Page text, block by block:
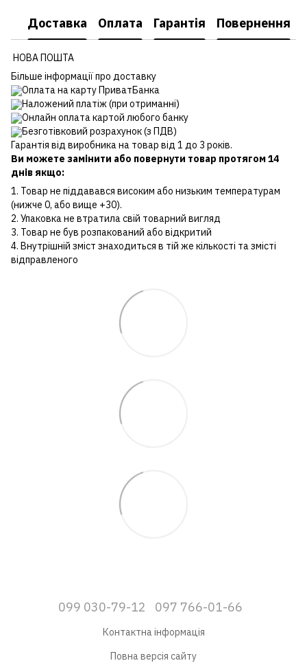
Доставка Оплата Гарантія Повернення
НОВА ПОШТА
Більше інформації про доставку
Оплата на карту ПриватБанка
Наложений платіж (при отриманні)
Онлайн оплата картой любого банку
Безготівковий розрахунок (з ПДВ)
Гарантія від виробника на товар від 1 до 3 років.
Ви можете замінити або повернути товар протягом 14
днів якщо:
1. Товар не піддавався високим або низьким температурам
(нижче 0, або вище +30).
2. Упаковка не втратила свій товарний вигляд
3. Товар не був розпакований або відкритий
4. Внутрішній зміст знаходиться в тій же кількості та змісті
відправленого
099 030-79-12 097 766-01-66
Контактна інформація
Повна версія сайту